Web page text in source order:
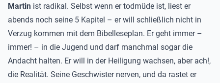
Martin ist radikal. Selbst wenn er todmüde ist, liest er
abends noch seine 5 Kapitel – er will schließlich nicht in
Verzug kommen mit dem Bibelleseplan. Er geht immer –
immer! – in die Jugend und darf manchmal sogar die
Andacht halten. Er will in der Heiligung wachsen, aber ach!,
die Realität. Seine Geschwister nerven, und da rastet er